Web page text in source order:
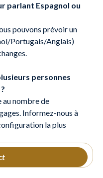
parlant Espagnol ou
pouvons prévoir un
Portugais/Anglais)
personnes
au nombre de
Informez-nous à
la plus